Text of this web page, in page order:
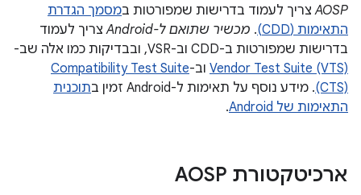
AOSPצריך לעמוד בדרישות שמפורטות במסמך הגדרת
התאימות (CDD)
. מכשיר שתואם ל-Android
צריך לעמוד
בדרישות שמפורטות ב-CDD וב-VSR, ובבדיקות כמו אלה שב-
Vendor Test Suite (VTS) וב-Compatibility Test Suite
(CTS). מידע נוסף על תאימות ל-Android זמין ב
תוכנית
התאימות של Android
.
ארכיטקטורת AOSP